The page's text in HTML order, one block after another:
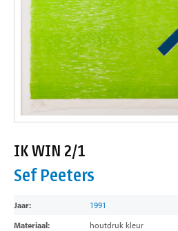
IK WIN 2/1
Sef Peeters
Jaar:
1991
Materiaal:
houtdruk kleur